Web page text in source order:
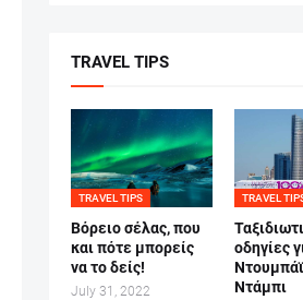
TRAVEL TIPS
TRAVEL TIPS
Βόρειο σέλας, που
και πότε μπορείς
να το δείς!
July 31, 2022
TRAVEL
οδηγίες
Ντάμπι